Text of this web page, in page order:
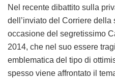
Nel recente dibattito sulla
dell’inviato del Corriere della
occasione del segretissimo
2014, che nel suo essere
emblematica del tipo di
spesso viene affrontato il